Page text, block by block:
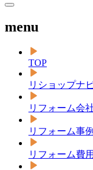
menu
TOP
リショップナ
リフォーム会
リフォーム事例
リフォーム費